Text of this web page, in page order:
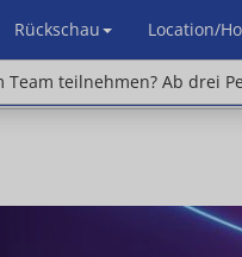
Rückschau Location/
Team teilnehmen? Ab drei
Ab drei